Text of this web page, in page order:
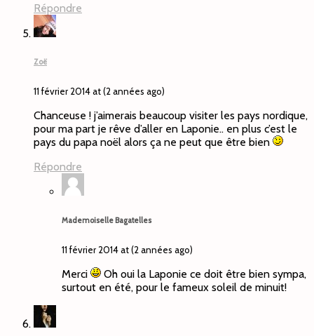
Répondre
Zoë
11 février 2014 at (2 années ago)
Chanceuse ! j’aimerais beaucoup visiter les pays nordique,
pour ma part je rêve d’aller en Laponie.. en plus c’est le
pays du papa noël alors ça ne peut que être bien
Répondre
Mademoiselle Bagatelles
11 février 2014 at (2 années ago)
Merci
Oh oui la Laponie ce doit être bien sympa,
surtout en été, pour le fameux soleil de minuit!